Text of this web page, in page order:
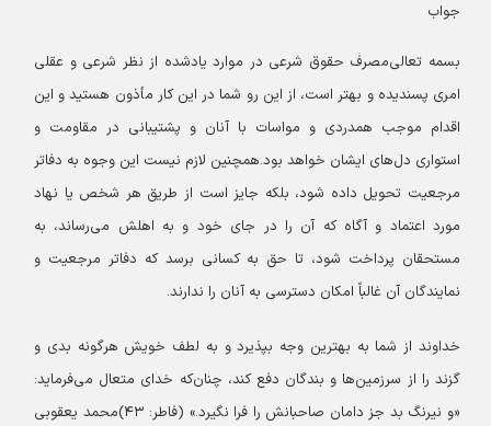
جواب
بسمه تعالیمصرف حقوق شرعی در موارد یادشده از نظر شرعی و عقلی
امری پسندیده و بهتر است، از این‌ رو شما در این کار مأذون هستید و این
اقدام موجب همدردی و مواسات با آنان و پشتیبانی در مقاومت و
استواری دل‌های ایشان خواهد بود.همچنین لازم نیست این وجوه به دفاتر
مرجعیت تحویل داده شود، بلکه جایز است از طریق هر شخص یا نهاد
مورد اعتماد و آگاه که آن را در جای خود و به اهلش می‌رساند، به
مستحقان پرداخت شود، تا حق به کسانی برسد که دفاتر مرجعیت و
نمایندگان آن غالباً امکان دسترسی به آنان را ندارند.
خداوند از شما به بهترین وجه بپذیرد و به لطف خویش هرگونه بدی و
گزند را از سرزمین‌ها و بندگان دفع کند، چنان‌که خدای متعال می‌فرماید:
«و نیرنگ بد جز دامان صاحبانش را فرا نگیرد.» (فاطر: ۴۳)
محمد یعقوبی